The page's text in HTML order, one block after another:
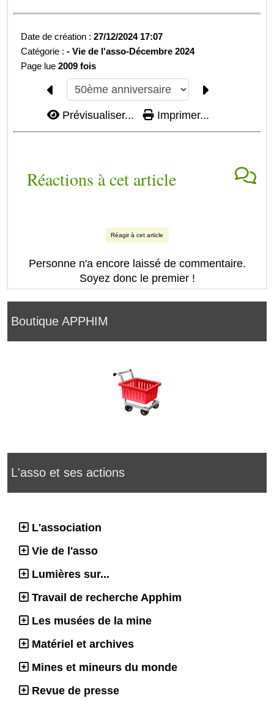
Boutique APPHIM
L'asso et ses actions
L'association
Vie de l'asso
Lumières sur...
Travail de recherche Apphim
Les musées de la mine
Matériel et archives
Mines et mineurs du monde
Revue de presse
Date de création :27/12/2024 17:07
Catégorie :-Vie de l'asso-Décembre 2024
Page lue2009 fois
Prévisualiser... Imprimer...
Réactions à cet article
Réagir à cet article
Personne n'a encore laissé de commentaire.
Soyez donc le premier !